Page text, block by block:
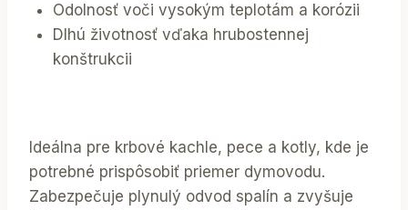
Odolnosť voči vysokým teplotám a korózii
Dlhú životnosť vďaka hrubostennej
konštrukcii
Ideálna pre krbové kachle, pece a kotly, kde je
potrebné prispôsobiť priemer dymovodu.
Zabezpečuje plynulý odvod spalín a zvyšuje